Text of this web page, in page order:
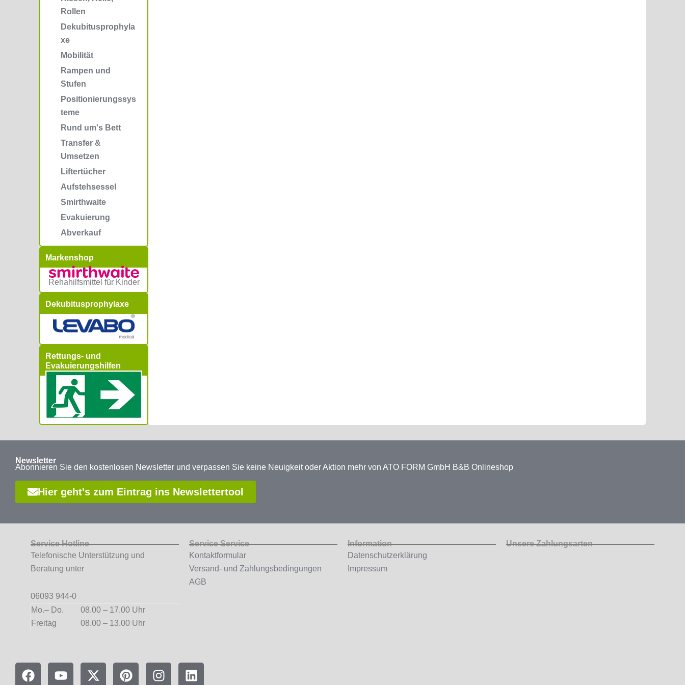
Rollen
Dekubitusprophyla
xe
Mobilität
Rampen und
Stufen
Positionierungssys
teme
Rund um's Bett
Transfer &
Umsetzen
Liftertücher
Aufstehsessel
Smirthwaite
Evakuierung
Abverkauf
Markenshop
Rehahilfsmittel für Kinder
Dekubitusprophylaxe
Rettungs- und
Evakuierungshilfen
Newsletter
Abonnieren Sie den kostenlosen Newsletter und verpassen Sie keine Neuigkeit oder Aktion mehr von ATO FORM GmbH B&B Onlineshop
Hier geht's zum Eintrag ins Newslettertool
Service Hotline
Telefonische Unterstützung und
Beratung unter
06093 944-0
Mo.– Do.
08.00 – 17.00 Uhr
Freitag
08.00 – 13.00 Uhr
Service Service
Kontaktformular
Versand- und Zahlungsbedingungen
AGB
Information
Datenschutzerklärung
Impressum
Unsere Zahlungsarten
F
a
Y
o
X
-
P
i
I
n
L
i